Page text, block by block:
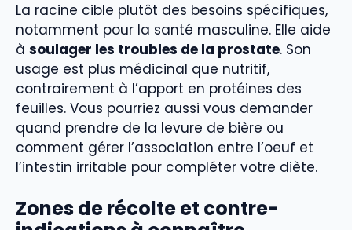
La racine cible plutôt des besoins spécifiques,
notamment pour la santé masculine. Elle aide
à soulager les troubles de la prostate. Son
usage est plus médicinal que nutritif,
contrairement à l’apport en protéines des
feuilles. Vous pourriez aussi vous demander
quand prendre de la levure de bière ou
comment gérer l’association entre l’oeuf et
l’intestin irritable pour compléter votre diète.
Zones de récolte et contre-